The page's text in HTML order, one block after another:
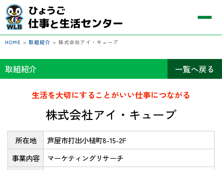
HOME > 取組紹介 > 株式会社アイ・キューブ
取組紹介 一覧へ戻る
生活を大切にすることがいい仕事につながる
株式会社アイ・キューブ
所在地
芦屋市打出小槌町8-15-2F
事業内容
マーケティングリサーチ